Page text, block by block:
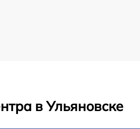
в Ульяновске